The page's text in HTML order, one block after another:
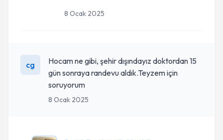
8 Ocak 2025
cg
Hocam ne gibi, şehir dışındayız doktordan 15
gün sonraya randevu aldık.Teyzem için
soruyorum
8 Ocak 2025